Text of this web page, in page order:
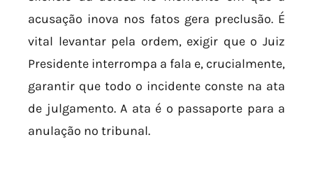
acusação inova nos fatos gera preclusão. É
vital levantar pela ordem, exigir que o Juiz
Presidente interrompa a fala e, crucialmente,
garantir que todo o incidente conste na ata
de julgamento. A ata é o passaporte para a
anulação no tribunal.